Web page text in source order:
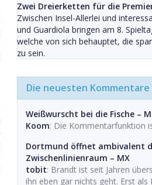
Zwei Dreierketten für die
Zwischen Insel-Allerlei und
und Guardiola bringen am 8.
welche von sich behauptet, die
zu sein.
Die neuesten Kommentare
Weißwurscht bei die Fische –
Koom: Die Kommentarfunktion
Dortmund öffnet ambivalent
Zwischenlinienraum – MX
tobit: Brandt ist seit Jahren
ihn eben gar nichts geht. Erst als